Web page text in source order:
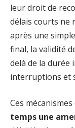
leur droit de
délais courts ne
après une
final, la validité
delà de la durée
interruptions et
Ces
temps une